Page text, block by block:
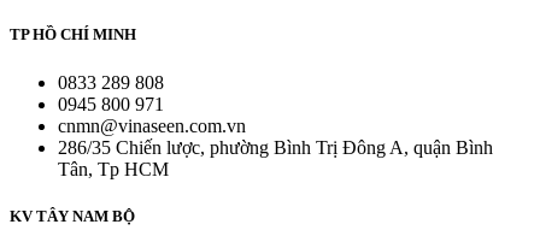
TP HỒ CHÍ MINH
0833 289 808
0945 800 971
cnmn@vinaseen.com.vn
286/35 Chiến lược, phường Bình Trị Đông A, quận Bình
Tân, Tp HCM
KV TÂY NAM BỘ